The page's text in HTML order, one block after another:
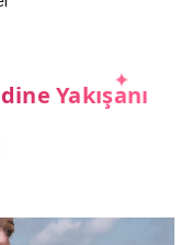
Yakışanı